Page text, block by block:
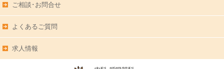
ご相談･お問合せ
よくあるご質問
求人情報